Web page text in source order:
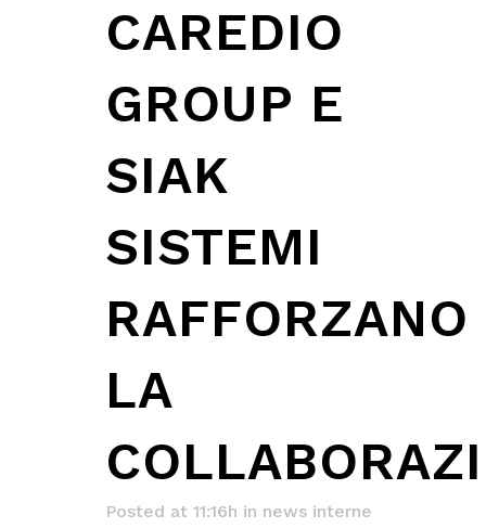
CAREDIO
GROUP E
SIAK
SISTEMI
RAFFORZANO
LA
Posted at 11:16h in news interne